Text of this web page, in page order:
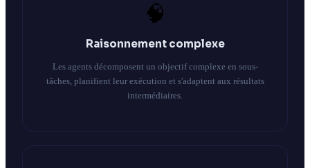
🧠
Raisonnement complexe
Les agents décomposent un objectif complexe en sous-
tâches, planifient leur exécution et s'adaptent aux résultats
intermédiaires.